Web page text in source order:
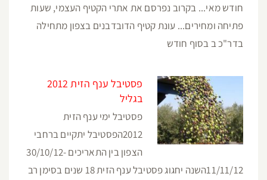
חודש מאי... בקרוב נפרסם את אתרי הקטיף העצמי, שעות
פתיחה ומחירים... עונת קטיף הדובדבנים בצפון מתחילה
בדר"כ ב בסוף חודש
פסטיבל ענף הזית 2012
בגליל
פסטיבל ימי ענף הזית
2012הפסטיבל יתקיים ברחבי
הצפון בין התאריכים 30/10/12-
11/11/12השנה יחגוג פסטיבל ענף הזית 18 שנים בסימן רב